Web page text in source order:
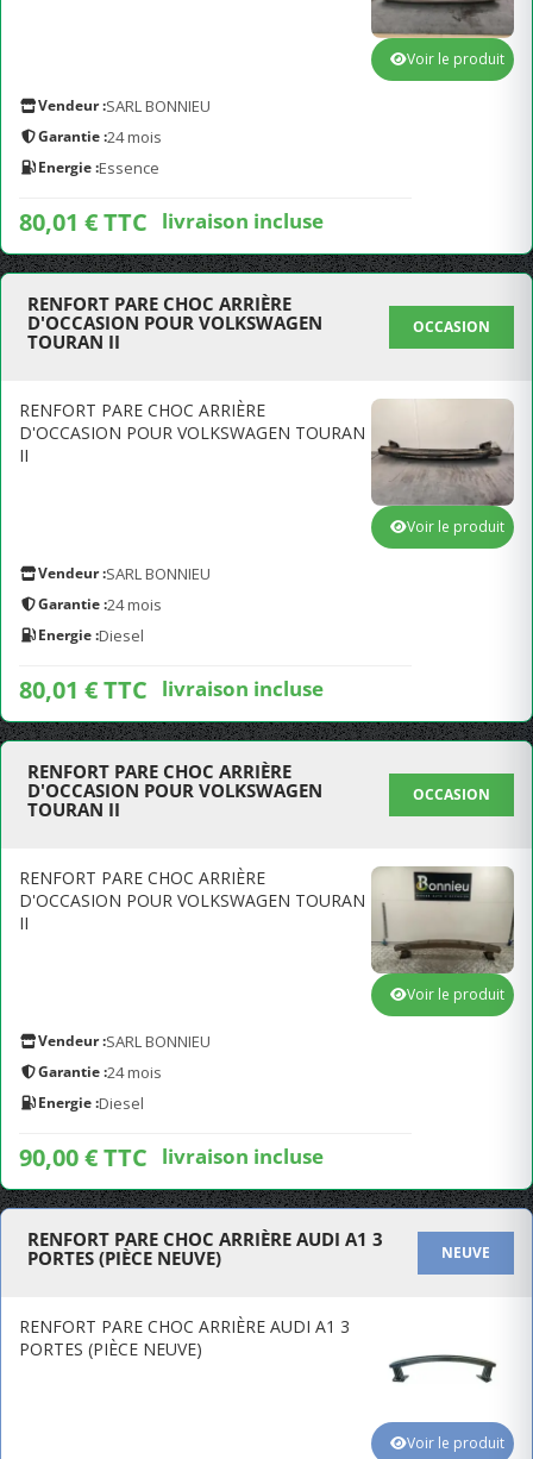
Vendeur :SARL BONNIEU
Garantie :24 mois
Energie :Essence
80,01 € TTC livraison incluse
Voir le produit
RENFORT PARE CHOC ARRIÈRE
D'OCCASION POUR VOLKSWAGEN
TOURAN II
OCCASION
RENFORT PARE CHOC ARRIÈRE
D'OCCASION POUR VOLKSWAGEN TOURAN
II
Vendeur :SARL BONNIEU
Garantie :24 mois
Energie :Diesel
80,01 € TTC livraison incluse
Voir le produit
RENFORT PARE CHOC ARRIÈRE
D'OCCASION POUR VOLKSWAGEN
TOURAN II
OCCASION
RENFORT PARE CHOC ARRIÈRE
D'OCCASION POUR VOLKSWAGEN TOURAN
II
Vendeur :SARL BONNIEU
Garantie :24 mois
Energie :Diesel
90,00 € TTC livraison incluse
Voir le produit
RENFORT PARE CHOC ARRIÈRE AUDI A1 3
PORTES (PIÈCE NEUVE)
NEUVE
RENFORT PARE CHOC ARRIÈRE AUDI A1 3
PORTES (PIÈCE NEUVE)
Voir le produit